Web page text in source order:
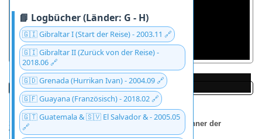
📘 Logbücher (Länder: G - H)
🇬🇮 Gibraltar I (Start der Reise) - 2003.11 🔗
🇬🇮 Gibraltar II (Zurück von der Reise) -
2018.06 🔗
🇬🇩 Grenada (Hurrikan Ivan) - 2004.09 🔗
🇬🇫 Guayana (Französisch) - 2018.02 🔗
🇬🇹 Guatemala & 🇸🇻 El Salvador & - 2005.05
🔗
Die Bar direkt vor der Landepiste.
AA - American Ariways
US Ariways
Air France
Simson Bay: Zwischen tü rkiser Idylle und dem Donner der
Triebwerke